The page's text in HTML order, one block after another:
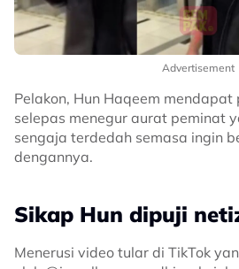
Advertisement
Pelakon, Hun Haqeem
selepas menegur aurat peminat
sengaja terdedah semasa ingin
dengannya.
Sikap Hun dipuji
Menerusi video tular di TikTok